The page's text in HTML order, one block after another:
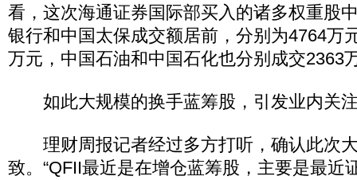
看，这次海通证券国际部买入的诸多权重股
银行和中国太保成交额居前，分别为4764万
万元，中国石油和中国石化也分别成交2363
如此大规模的换手蓝筹股，引发业内关
理财周报记者经过多方打听，确认此次
致。“QFII最近是在增仓蓝筹股，主要是最近